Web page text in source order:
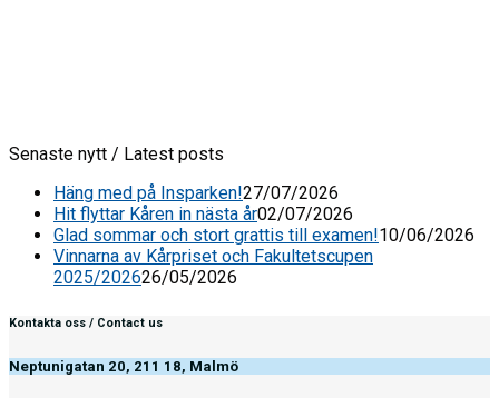
Senaste nytt / Latest posts
Häng med på Insparken!27/07/2026
Hit flyttar Kåren in nästa år02/07/2026
Glad sommar och stort grattis till examen!10/06/2026
Vinnarna av Kårpriset och Fakultetscupen
2025/202626/05/2026
Kontakta oss / Contact us
Neptunigatan 20, 211 18, Malmö